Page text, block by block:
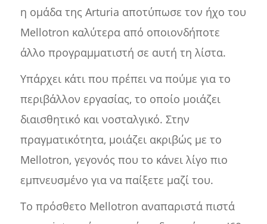
η ομάδα της Arturia αποτύπωσε τον ήχο του
Mellotron καλύτερα από οποιονδήποτε
άλλο προγραμματιστή σε αυτή τη λίστα.
Υπάρχει κάτι που πρέπει να πούμε για το
περιβάλλον εργασίας, το οποίο μοιάζει
διαισθητικό και νοσταλγικό. Στην
πραγματικότητα, μοιάζει ακριβώς με το
Mellotron, γεγονός που το κάνει λίγο πιο
εμπνευσμένο για να παίξετε μαζί του.
Το πρόσθετο Mellotron αναπαριστά πιστά